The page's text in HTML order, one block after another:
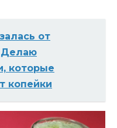
от
Делаю
которые
копейки